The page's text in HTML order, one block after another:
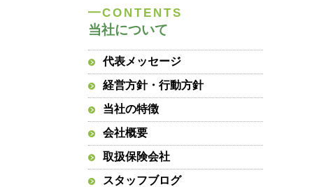
当社について
代表メッセージ
経営方針・行動方針
当社の特徴
会社概要
取扱保険会社
スタッフブログ